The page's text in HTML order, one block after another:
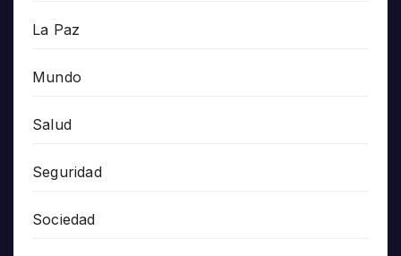
La Paz
Mundo
Salud
Seguridad
Sociedad